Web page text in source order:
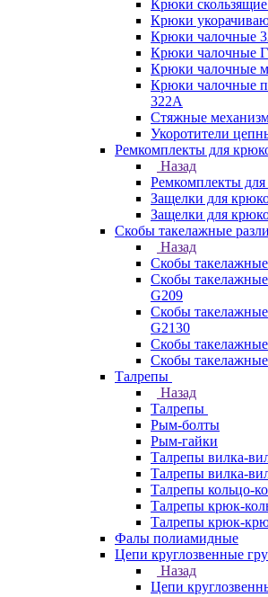
Крюки
Крюки
Крюки чалочные
Крюки чалочные
Крюки чалочные
Крюки чалочные
322А
Стяжные
Укоротители
Ремкомплекты для
Назад
Ремкомплекты
Защелки для
Защелки для
Скобы такелажные
Назад
Скобы
Скобы
G209
Скобы
G2130
Скобы
Скобы
Талрепы
Назад
Талрепы
Рым-болты
Рым-гайки
Талрепы вилка-
Талрепы вилка-
Талрепы кольцо-
Талрепы крюк-
Талрепы крюк-
Фалы полиамидные
Цепи круглозвенные
Назад
Цепи